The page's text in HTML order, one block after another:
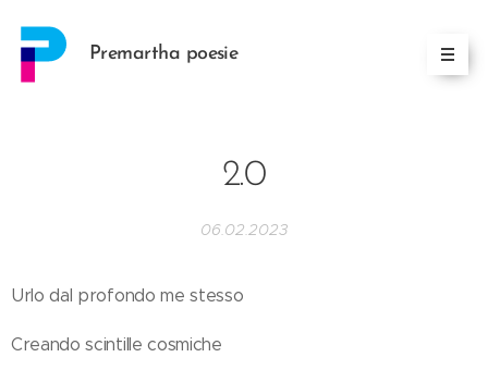
Premartha poesie
2.0
06.02.2023
Urlo dal profondo me stesso
Creando scintille cosmiche